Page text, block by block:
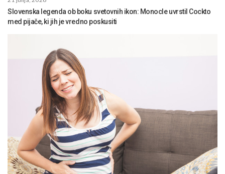
Slovenska legenda ob boku svetovnih ikon: Monocle uvrstil Cockto
med pijače, ki jih je vredno poskusiti